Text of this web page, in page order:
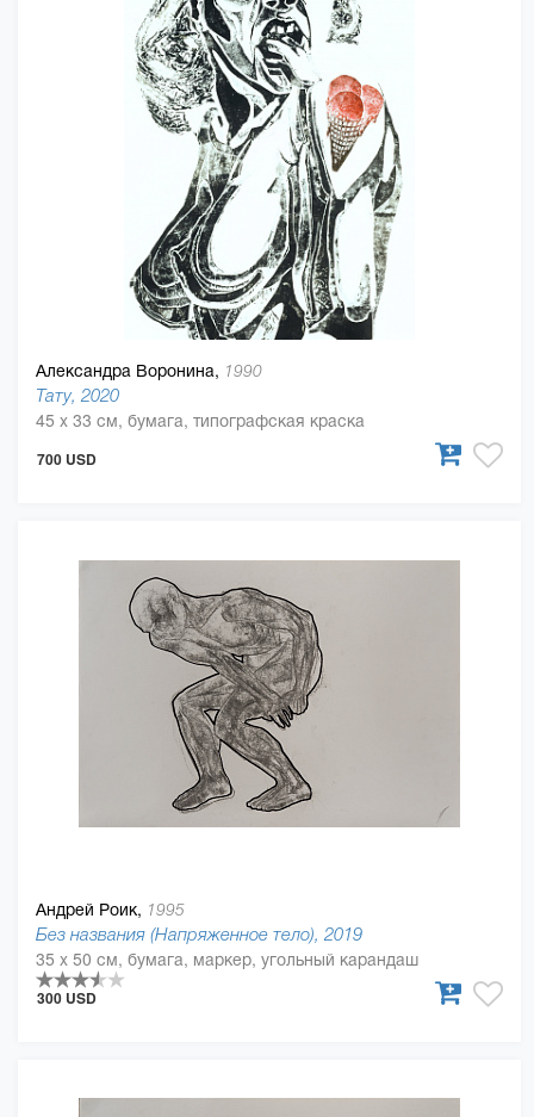
Александра Воронина, 1990
Тату, 2020
45 x 33 см, бумага, типографская краска
700 USD
Андрей Роик, 1995
Без названия (Напряженное тело), 2019
35 x 50 см, бумага, маркер, угольный карандаш
300 USD